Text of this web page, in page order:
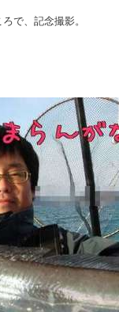
で、記念撮影。